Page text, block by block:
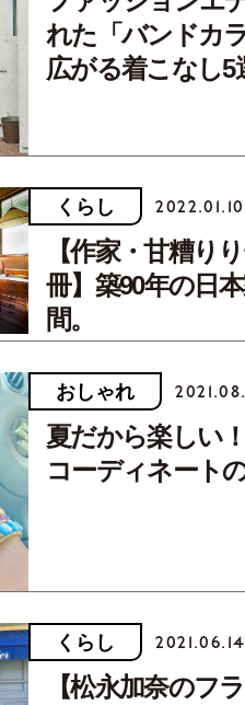
れた「バンドカ
広がる着こなし5
くらし 2022.01.10
【作家・甘糟り
冊】築90年の日
間。
おしゃれ
夏だから楽しい
コーディネート
くらし 2021.06.14
【松永加奈のフ